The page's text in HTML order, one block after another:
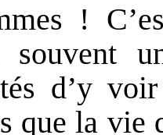
!
souvent
d’y
que la